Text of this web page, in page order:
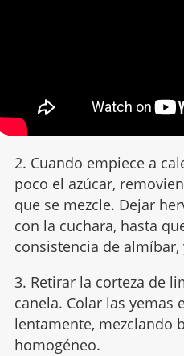
2. Cuando empiece a
poco el azúcar,
que se mezcle. Dejar
con la cuchara, hasta
consistencia de
3. Retirar la corteza de
canela. Colar las
lentamente, mezclando
homogéneo.